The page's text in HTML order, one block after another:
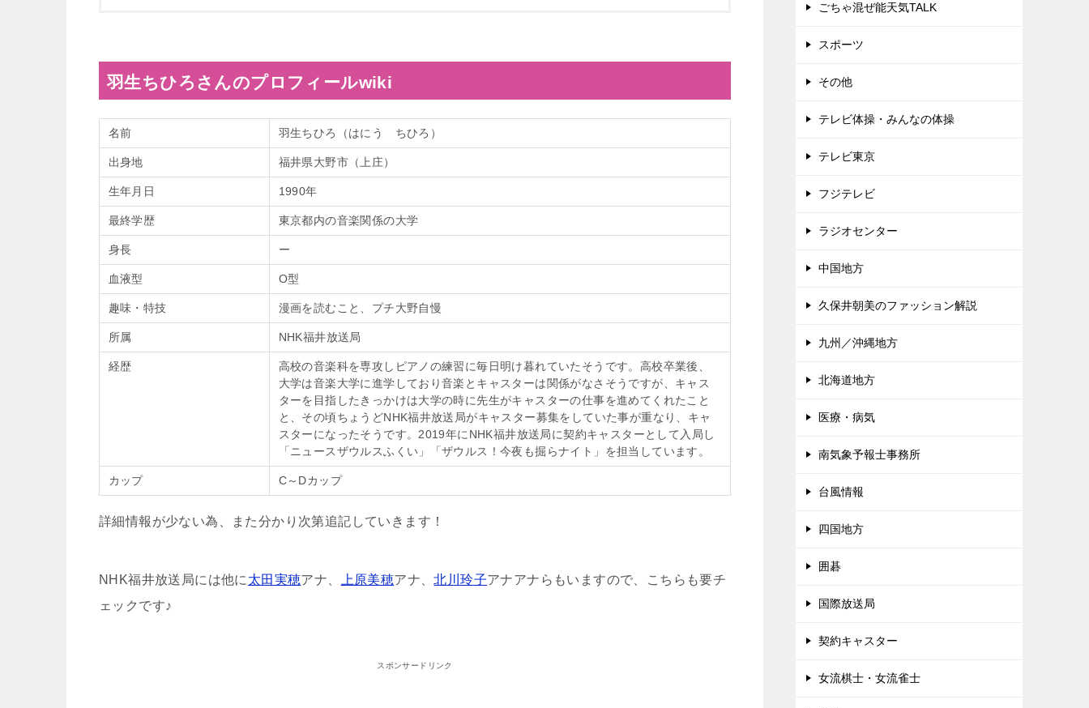
羽生ちひろさんのプロフィールwiki
名前 羽生ちひろ（はにう ちひろ）
出身地 福井県大野市（上庄）
生年月日 1990年
最終学歴 東京都内の音楽関係の大学
身長 ー
血液型 O型
趣味・特技 漫画を読むこと、プチ大野自慢
所属 NHK福井放送局
経歴
高校の音楽科を専攻しピアノの練習に毎日明け暮れていたそうです。高校卒業後、
大学は音楽大学に進学しており音楽とキャスターは関係がなさそうですが、キャス
ターを目指したきっかけは大学の時に先生がキャスターの仕事を進めてくれたこと
と、その頃ちょうどNHK福井放送局がキャスター募集をしていた事が重なり、キャ
スターになったそうです。2019年にNHK福井放送局に契約キャスターとして入局し
「ニュースザウルスふくい」「ザウルス！今夜も掘らナイト」を担当しています。
カップ C～Dカップ
詳細情報が少ない為、また分かり次第追記していきます！
NHK福井放送局には他に 太田実穂アナ、 上原美穂アナ、北川玲子アナアナらもいますので、こちらも要チ
ェックです♪
スポンサードリンク
ごちゃ混ぜ能天気TALK
スポーツ
その他
テレビ体操・みんなの体操
テレビ東京
フジテレビ
ラジオセンター
中国地方
久保井朝美のファッション解説
九州／沖縄地方
北海道地方
医療・病気
南気象予報士事務所
台風情報
四国地方
囲碁
国際放送局
契約キャスター
女流棋士・女流雀士